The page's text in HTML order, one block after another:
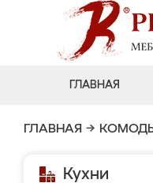
ГЛАВНАЯ
ГЛАВНАЯ →
Кухни